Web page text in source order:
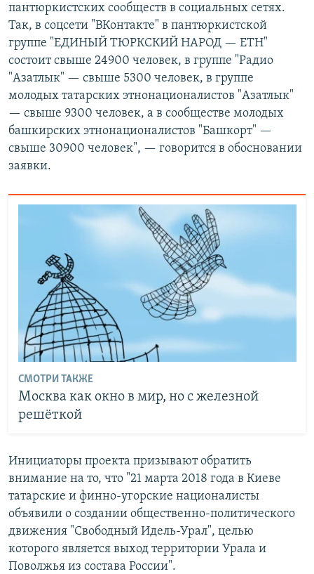
пантюркистских сообществ в социальных сетях.
Так, в соцсети "ВКонтакте" в пантюркистской
группе "ЕДИНЫЙ ТЮРКСКИЙ НАРОД — ЕТН"
состоит свыше 24900 человек, в группе "Радио
"Азатлык" — свыше 5300 человек, в группе
молодых татарских этнонационалистов "Азатлык"
— свыше 9300 человек, а в сообществе молодых
башкирских этнонационалистов "Башкорт" —
свыше 30900 человек", — говорится в обосновании
заявки.
СМОТРИ ТАКЖЕ
Москва как окно в мир, но с железной
решёткой
Инициаторы проекта призывают обратить
внимание на то, что "21 марта 2018 года в Киеве
татарские и финно-угорские националисты
объявили о создании общественно-политического
движения "Свободный Идель-Урал", целью
которого является выход территории Урала и
Поволжья из состава России".